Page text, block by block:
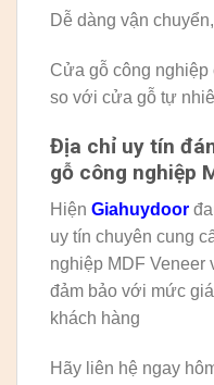
Dễ dàng vận
Cửa gỗ công nghiệp
so với cửa gỗ tự
Địa chỉ uy tín
gỗ công nghiệp
Hiện Giahuydoor
uy tín chuyên cung
nghiệp MDF
đảm bảo với mức
khách hàng
Hãy liên hệ ngay